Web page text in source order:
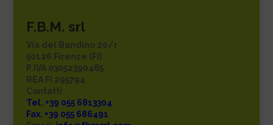
F.B.M. srl
Via del Bandino 20/r
50126 Firenze (FI)
P.IVA 03052390485
REA FI 295794
Contatti
Tel. +39 055 6813304
Fax. +39 055 686491